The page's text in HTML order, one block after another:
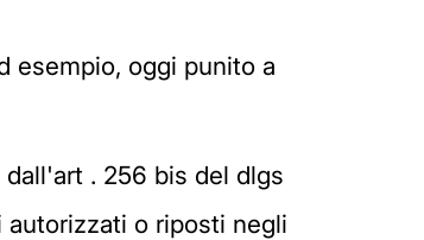
esempio, oggi punito a
. 256 bis del dlgs
o riposti negli